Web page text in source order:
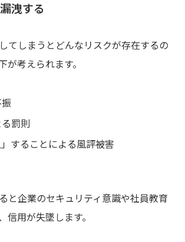
洩する
てしまうとどんなリスクが存在するの
が考えられます。
罰則
することによる風評被害
と企業のセキュリティ意識や社員教育
信用が失墜します。